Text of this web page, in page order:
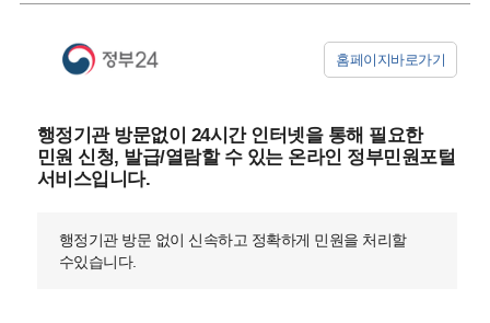
홈페이지바로가기
행정기관 방문없이 24시간 인터넷을 통해 필요한
민원 신청, 발급/열람할 수 있는 온라인 정부민원포털
서비스입니다.
행정기관 방문 없이 신속하고 정확하게 민원을 처리할
수있습니다.